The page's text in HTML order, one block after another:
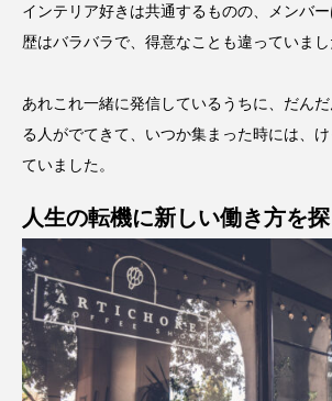
インテリア好きは共通するものの、メンバ
歴はバラバラで、得意なことも違っていまし
あれこれ一緒に発信しているうちに、だん
る人がでてきて、いつか集まった時には、
ていました。
人生の転機に新しい働き方を